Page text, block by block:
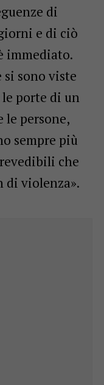
di
e di ciò
immediato.
si sono viste
porte di un
le persone,
sempre più
che
di violenza».